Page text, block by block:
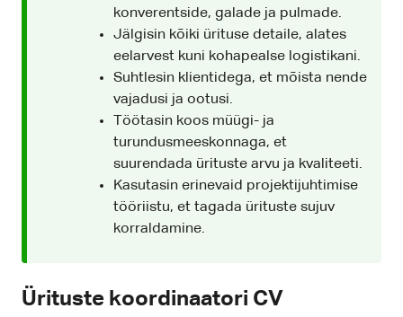
konverentside, galade ja pulmade.
Jälgisin kõiki ürituse detaile, alates
eelarvest kuni kohapealse logistikani.
Suhtlesin klientidega, et mõista nende
vajadusi ja ootusi.
Töötasin koos müügi- ja
turundusmeeskonnaga, et
suurendada ürituste arvu ja kvaliteeti.
Kasutasin erinevaid projektijuhtimise
tööriistu, et tagada ürituste sujuv
korraldamine.
Ürituste koordinaatori CV